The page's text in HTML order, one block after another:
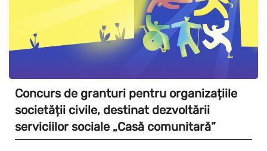
Concurs de granturi pentru organizațiile
societății civile, destinat dezvoltării
serviciilor sociale „Casă comunitară”